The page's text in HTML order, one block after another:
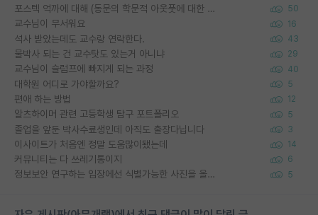
포스텍 억까에 대해 (동문의 학문적 아웃풋에 대한 반박) 50
교수님이 무서워요 16
석사 받았는데도 교수랑 연락한다. 43
물박사 되는 건 교수탓도 있는거 아니냐 29
교수님이 슬럼프에 빠지게 되는 과정 40
대학원 어디로 가야할까요? 5
편애 하는 방법 12
알츠하이머 관련 고등학생 탐구 포트폴리오 5
졸업을 앞둔 박사수료생인데 아직도 출장다닙니다 3
이사이트가 처음엔 정말 도움많이됐는데 14
커뮤니티는 다 쓰레기통이지 6
정보보안 연구하는 입장에선 식별가능한 사진을 올리는건 비추이긴함 5